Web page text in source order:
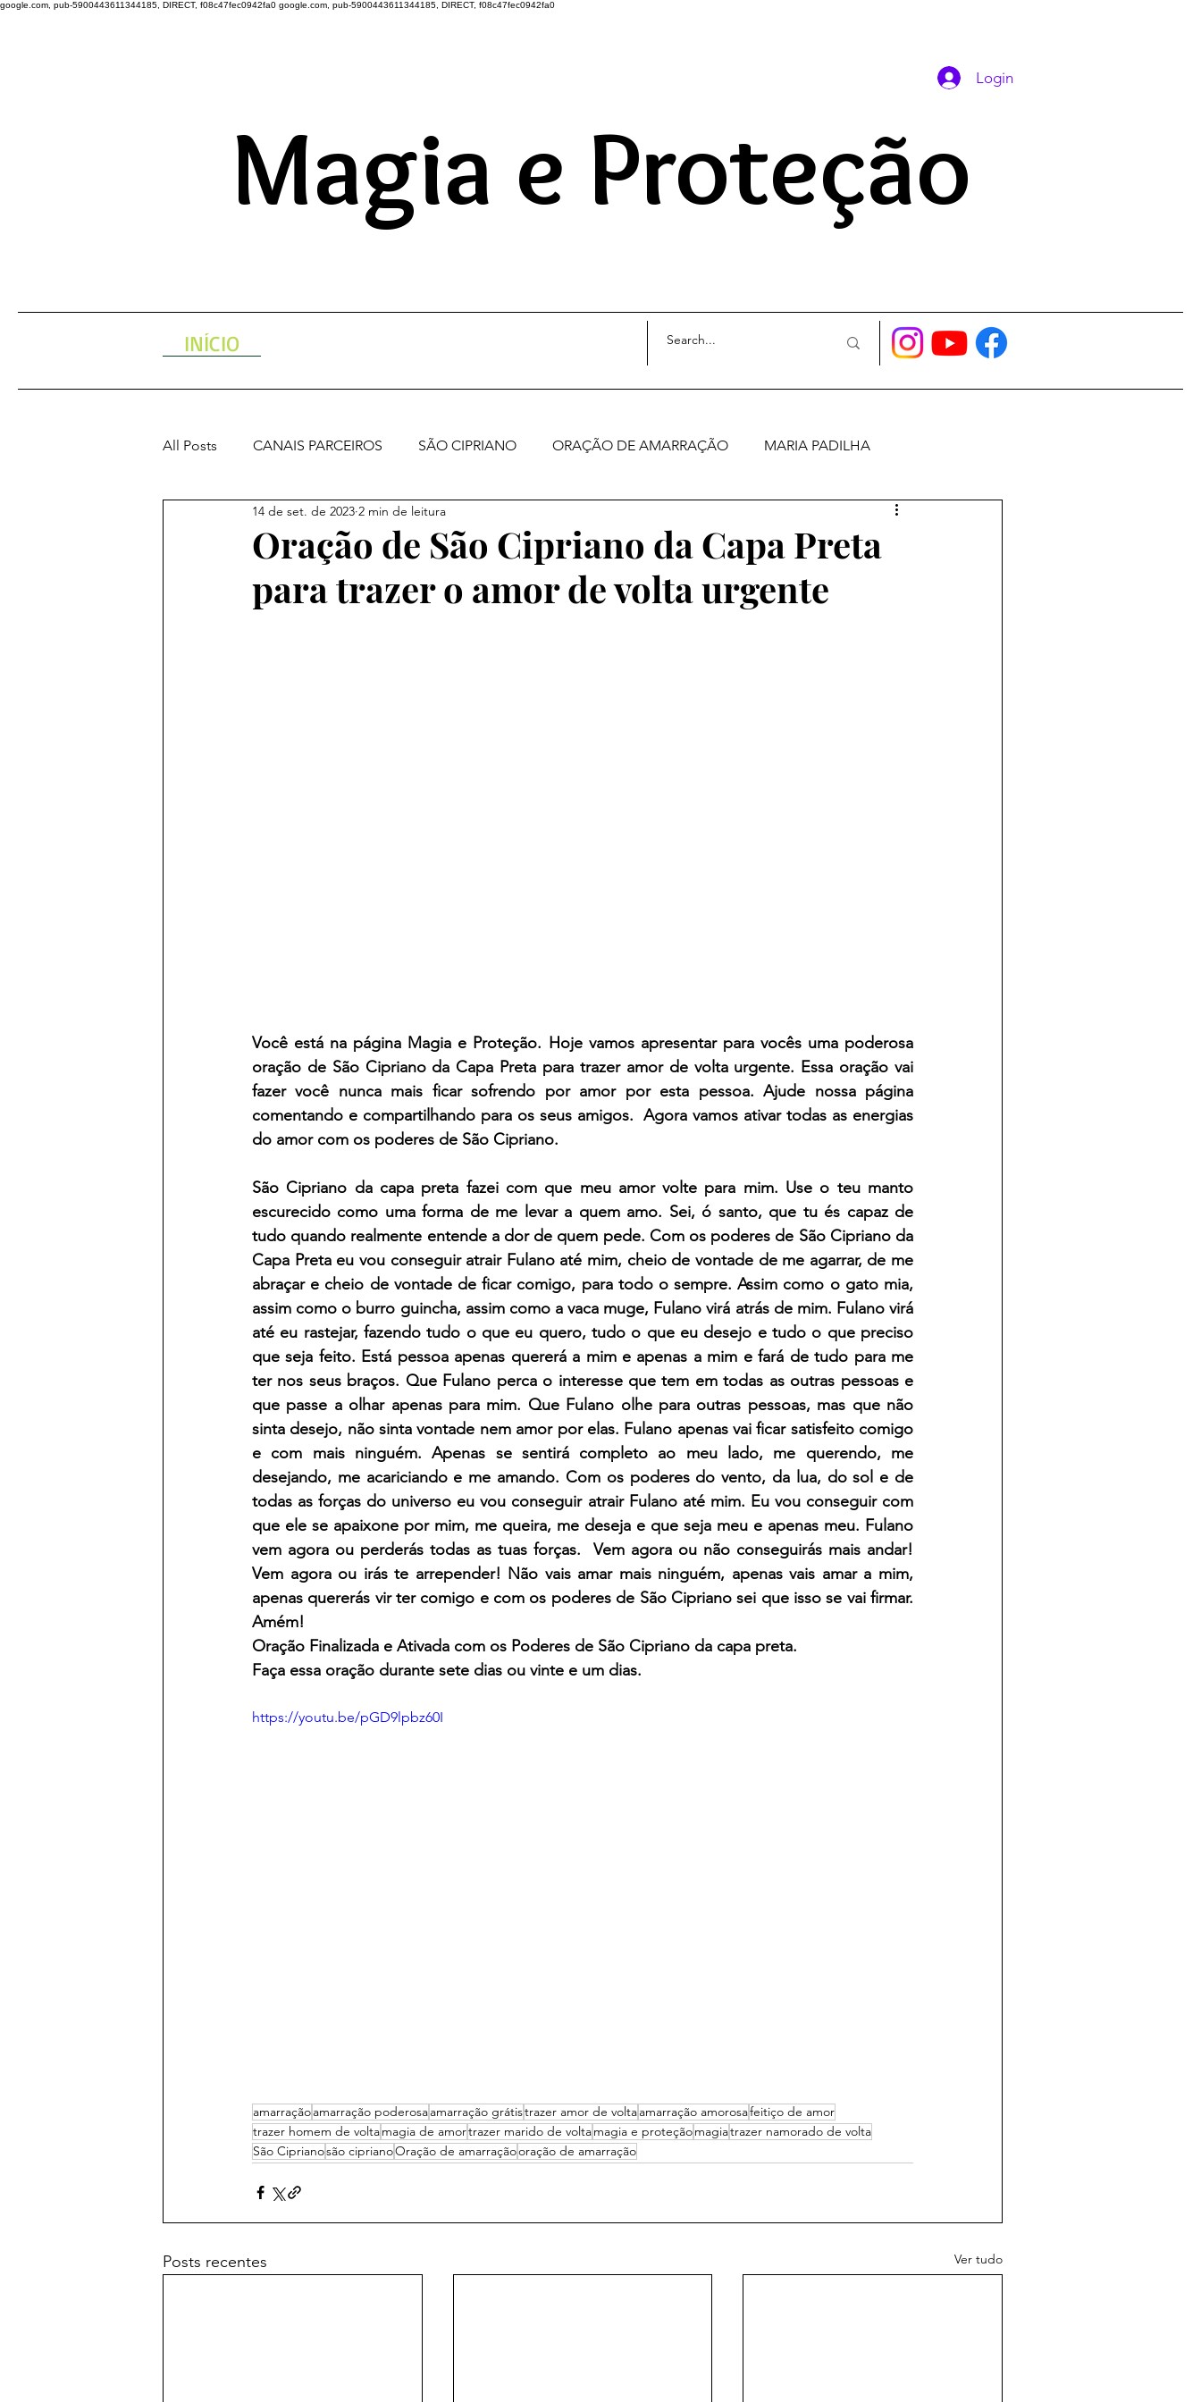
google.com, pub-5900443611344185, DIRECT, f08c47fec0942fa0 google.com, pub-5900443611344185, DIRECT, f08c47fec0942fa0
A ENERGIA DO UNIVERSO ATRAVÉS DAS ORAÇÕES
Magia e Proteção
Login
INÍCIO
All Posts CANAIS PARCEIROS SÃO CIPRIANO ORAÇÃO DE AMARRAÇÃO MARIA PADILHA
ORAÇÕES PODEROSAS
Oração de São Cipriano da Capa Preta
para trazer o amor de volta urgente
14 de set. de 2023 2 min de leitura
Você está na página Magia e Proteção. Hoje vamos apresentar para vocês uma poderosa
oração de São Cipriano da Capa Preta para trazer amor de volta urgente. Essa oração vai
fazer você nunca mais ficar sofrendo por amor por esta pessoa. Ajude nossa página
comentando e compartilhando para os seus amigos.  Agora vamos ativar todas as energias
do amor com os poderes de São Cipriano.
São Cipriano da capa preta fazei com que meu amor volte para mim. Use o teu manto
escurecido como uma forma de me levar a quem amo. Sei, ó santo, que tu és capaz de
tudo quando realmente entende a dor de quem pede. Com os poderes de São Cipriano da
Capa Preta eu vou conseguir atrair Fulano até mim, cheio de vontade de me agarrar, de me
abraçar e cheio de vontade de ficar comigo, para todo o sempre. Assim como o gato mia,
assim como o burro guincha, assim como a vaca muge, Fulano virá atrás de mim. Fulano virá
até eu rastejar, fazendo tudo o que eu quero, tudo o que eu desejo e tudo o que preciso
que seja feito. Está pessoa apenas quererá a mim e apenas a mim e fará de tudo para me
ter nos seus braços. Que Fulano perca o interesse que tem em todas as outras pessoas e
que passe a olhar apenas para mim. Que Fulano olhe para outras pessoas, mas que não
sinta desejo, não sinta vontade nem amor por elas. Fulano apenas vai ficar satisfeito comigo
e com mais ninguém. Apenas se sentirá completo ao meu lado, me querendo, me
desejando, me acariciando e me amando. Com os poderes do vento, da lua, do sol e de
todas as forças do universo eu vou conseguir atrair Fulano até mim. Eu vou conseguir com
que ele se apaixone por mim, me queira, me deseja e que seja meu e apenas meu. Fulano
vem agora ou perderás todas as tuas forças.  Vem agora ou não conseguirás mais andar!
Vem agora ou irás te arrepender! Não vais amar mais ninguém, apenas vais amar a mim,
apenas quererás vir ter comigo e com os poderes de São Cipriano sei que isso se vai firmar.
Amém!
Oração Finalizada e Ativada com os Poderes de São Cipriano da capa preta.
Faça essa oração durante sete dias ou vinte e um dias.
https://youtu.be/pGD9lpbz60I
amarraçãoamarração poderosaamarração grátistrazer amor de voltaamarração amorosafeitiço de amor
trazer homem de voltamagia de amortrazer marido de voltamagia e proteçãomagiatrazer namorado de volta
São Ciprianosão ciprianoOração de amarraçãooração de amarração
Posts recentes Ver tudo